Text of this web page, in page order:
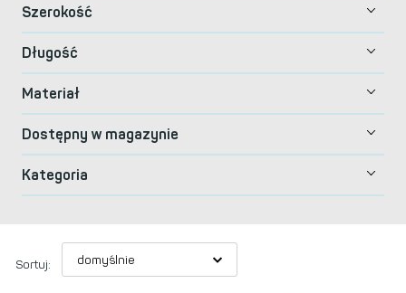
Szerokość
Długość
Materiał
Dostępny w magazynie
Kategoria
Sortuj: